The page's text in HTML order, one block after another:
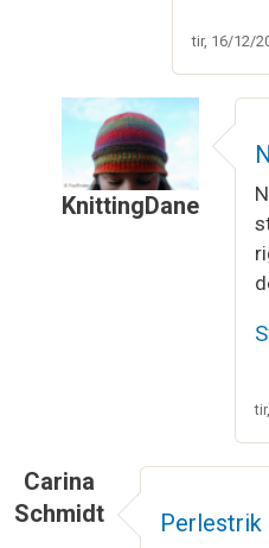
tir, 16/12/
KnittingDane
Carina
Schmidt
Perlestrik